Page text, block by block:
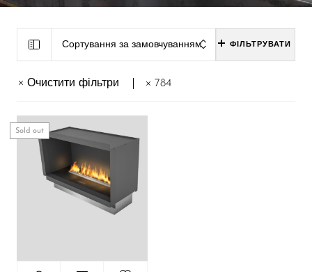
Сортування за замовчуванням ФІЛЬТРУВАТИ
Очистити фільтри 784
Sold out